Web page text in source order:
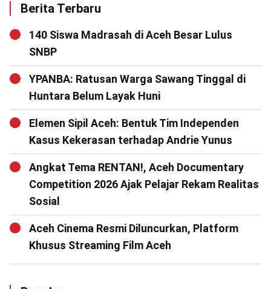
Berita Terbaru
140 Siswa Madrasah di Aceh Besar Lulus
SNBP
YPANBA: Ratusan Warga Sawang Tinggal di
Huntara Belum Layak Huni
Elemen Sipil Aceh: Bentuk Tim Independen
Kasus Kekerasan terhadap Andrie Yunus
Angkat Tema RENTAN!, Aceh Documentary
Competition 2026 Ajak Pelajar Rekam Realitas
Sosial
Aceh Cinema Resmi Diluncurkan, Platform
Khusus Streaming Film Aceh